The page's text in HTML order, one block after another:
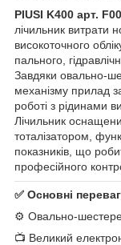
PIUSI K400 арт.
лічильник витрати
високоточного
пального,
Завдяки овально-
механізму прилад
роботі з рідинами
Лічильник
тоталізатором,
показників, що
професійного
✅ Основні
⚙️ Овально-
📺 Великий